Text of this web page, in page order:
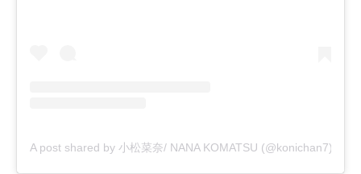
A post shared by 小松菜奈/ NANA KOMATSU (@konichan7)